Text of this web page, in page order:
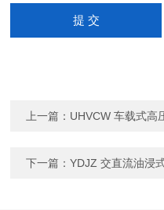
上一篇： UHVCW 车载式高
下一篇：YDJZ 交直流油浸